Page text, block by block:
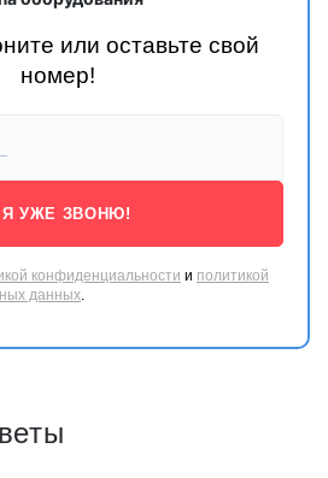
ложка, термогигрометр,
или оставьте свой
номер!
Я УЖЕ ЗВОНЮ!
конфиденциальности и политикой
данных.